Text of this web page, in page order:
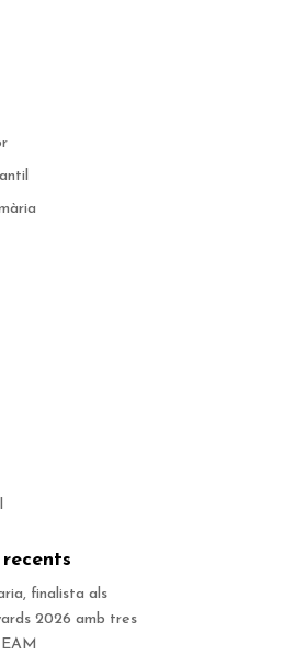
finalista als
2026 amb tres